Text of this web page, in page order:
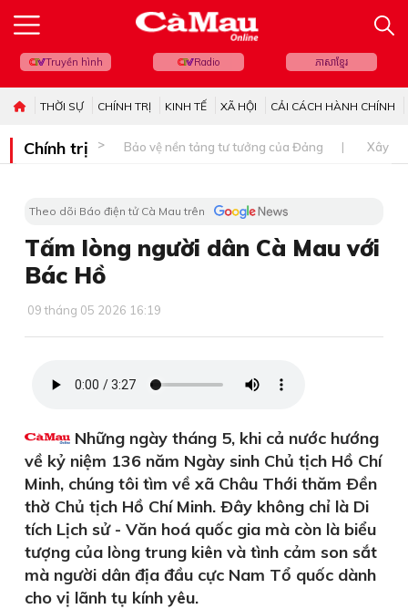
Truyền hình Radio ភាសាខ្មែរ
THỜI SỰ CHÍNH TRỊ KINH TẾ XÃ HỘI CẢI CÁCH HÀNH CHÍNH
Chính trị Bảo vệ nền tảng tư tưởng của Đảng Xây
Theo dõi Báo điện tử Cà Mau trên
Tấm lòng người dân Cà Mau với
Bác Hồ
09 tháng 05 2026 16:19
Những ngày tháng 5, khi cả nước hướng
về kỷ niệm 136 năm Ngày sinh Chủ tịch Hồ Chí
Minh, chúng tôi tìm về xã Châu Thới thăm Ðền
thờ Chủ tịch Hồ Chí Minh. Ðây không chỉ là Di
tích Lịch sử - Văn hoá quốc gia mà còn là biểu
tượng của lòng trung kiên và tình cảm son sắt
mà người dân địa đầu cực Nam Tổ quốc dành
cho vị lãnh tụ kính yêu.